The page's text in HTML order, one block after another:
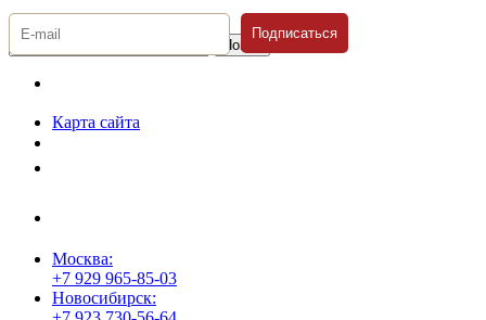
Подписаться
Карта сайта
Москва:
+7 929 965-85-03
Новосибирск: